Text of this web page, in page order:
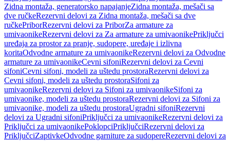
Zidna montaža, generatorsko napajanjeZidna montaža, mešači sa
dve ručkeRezervni delovi za Zidna montaža, mešači sa dve
ručkePriborRezervni delovi za PriborZa armature za
umivaonikeRezervni delovi za Za armature za umivaonikePriključci
uređaja za prostor za pranje, sudopere, uređaje i izlivna
koritaOdvodne armature za umivaonikeRezervni delovi za Odvodne
armature za umivaonikeCevni sifoniRezervni delovi za Cevni
sifoniCevni sifoni, modeli za uštedu prostoraRezervni delovi za
Cevni sifoni, modeli za uštedu prostoraSifoni za
umivaonikeRezervni delovi za Sifoni za umivaonikeSifoni za
umivaonike, modeli za uštedu prostoraRezervni delovi za Sifoni za
umivaonike, modeli za uštedu prostoraUgradni sifoniRezervni
delovi za Ugradni sifoniPriključci za umivaonikeRezervni delovi za
Priključci za umivaonikePoklopciPriključciRezervni delovi za
PriključciZaptivkeOdvodne garniture za sudopereRezervni delovi za